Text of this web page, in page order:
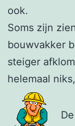
ook.
Soms zijn
bouwvakker
steiger
helemaal